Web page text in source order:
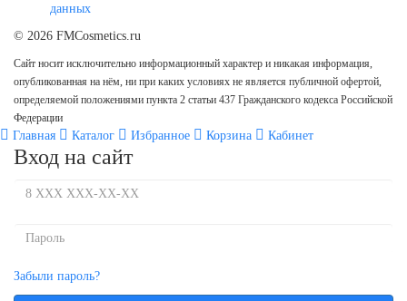
данных
© 2026 FMCosmetics.ru
Сайт носит исключительно информационный характер и никакая информация,
опубликованная на нём, ни при каких условиях не является публичной офертой,
определяемой положениями пункта 2 статьи 437 Гражданского кодекса Российской
Федерации
Главная Каталог Избранное Корзина Кабинет
Вход на сайт
Забыли пароль?